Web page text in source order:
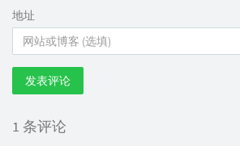
地址
发表评论
1 条评论